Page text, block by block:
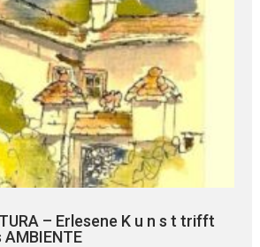
– Erlesene K u n s t trifft